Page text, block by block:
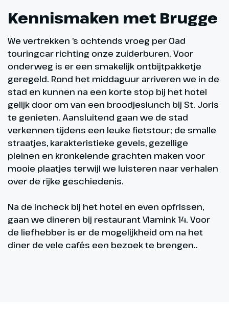
Kennismaken met Brugge
We vertrekken ’s ochtends vroeg per Oad
touringcar richting onze zuiderburen. Voor
onderweg is er een smakelijk ontbijtpakketje
geregeld. Rond het middaguur arriveren we in de
stad en kunnen na een korte stop bij het hotel
gelijk door om van een broodjeslunch bij St. Joris
te genieten. Aansluitend gaan we de stad
verkennen tijdens een leuke fietstour; de smalle
straatjes, karakteristieke gevels, gezellige
pleinen en kronkelende grachten maken voor
mooie plaatjes terwijl we luisteren naar verhalen
over de rijke geschiedenis.
Na de incheck bij het hotel en even opfrissen,
gaan we dineren bij restaurant Vlamink 14. Voor
de liefhebber is er de mogelijkheid om na het
diner de vele cafés een bezoek te brengen..